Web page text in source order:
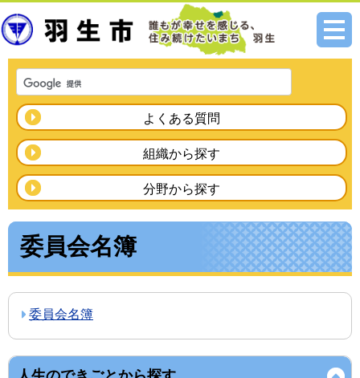
メニ
よくある質問
組織から探す
分野から探す
委員会名簿
委員会名簿